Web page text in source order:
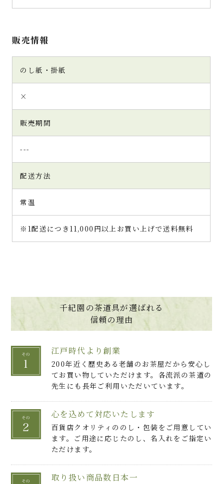
販売情報
のし紙・掛紙
×
販売期間
---
配送方法
常温
※1配送につき11,000円以上お買い上げで送料無料
千紀園の茶道具が選ばれる
信頼の理由
江戸時代より創業
200年近く歴史ある老舗のお茶屋だから安心し
てお買い物していただけます。各流派の茶道の
先生にも長年ご利用いただいています。
心を込めて対応いたします
百貨店クオリティののし・包装をご用意してい
ます。ご用途に応じたのし、名入れをご指定い
ただけます。
取り扱い商品数日本一